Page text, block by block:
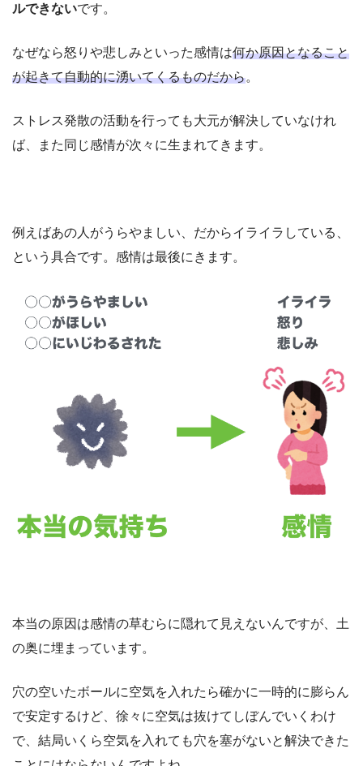
ルできないです。
なぜなら怒りや悲しみといった感情は何か原因となること
が起きて自動的に湧いてくるものだから。
ストレス発散の活動を行っても大元が解決していなけれ
ば、また同じ感情が次々に生まれてきます。
例えばあの人がうらやましい、だからイライラしている、
という具合です。感情は最後にきます。
本当の原因は感情の草むらに隠れて見えないんですが、土
の奥に埋まっています。
穴の空いたボールに空気を入れたら確かに一時的に膨らん
で安定するけど、徐々に空気は抜けてしぼんでいくわけ
で、結局いくら空気を入れても穴を塞がないと解決できた